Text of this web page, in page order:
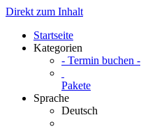
Direkt zum Inhalt
Startseite
Kategorien
- Termin buchen -
Pakete
Sprache
Deutsch